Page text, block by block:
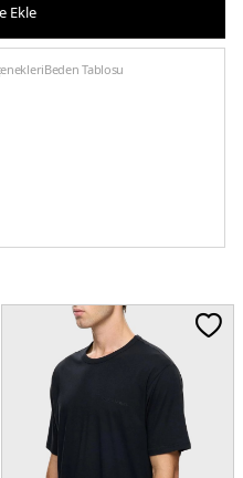
Ekle
Beden Tablosu
detaylı grafik baskı, göğüste
Çocuk